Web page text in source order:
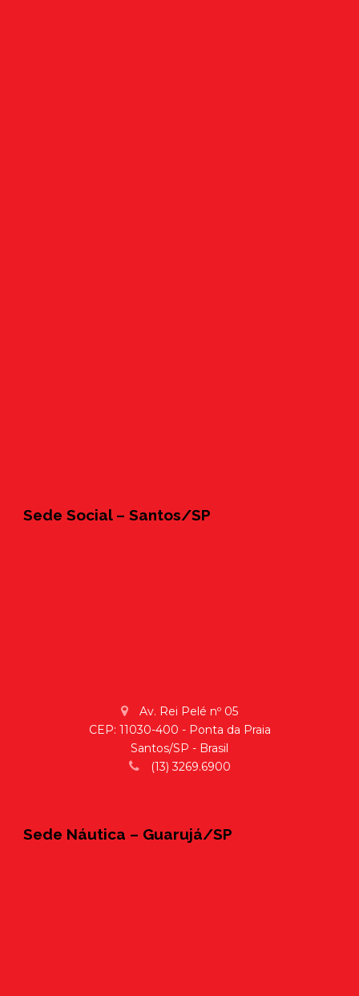
Sede Social – Santos/SP
Av. Rei Pelé nº 05
CEP: 11030-400 - Ponta da Praia
Santos/SP - Brasil
(13) 3269.6900
Sede Náutica – Guarujá/SP